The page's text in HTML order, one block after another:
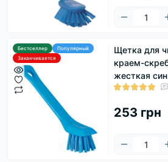
Бестселлер
Популярный
Заканчивается
Щетка для
краем-
жесткая
253 грн